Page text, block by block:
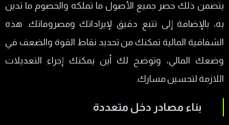
يتضمن ذلك حصر جميع الأصول ما تملكه والخصوم ما تدين
به، بالإضافة إلى تتبع دقيق لإيراداتك ومصروفاتك. هذه
الشفافية المالية تمكنك من تحديد نقاط القوة والضعف في
وضعك المالي، وتوضح لك أين يمكنك إجراء التعديلات
اللازمة لتحسين مسارك.
بناء مصادر دخل متعددة